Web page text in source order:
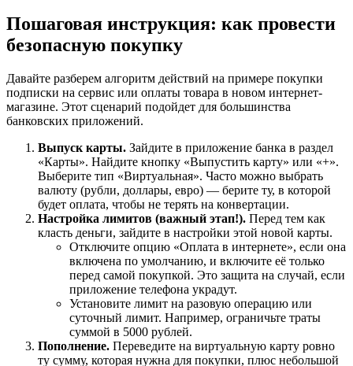
Пошаговая инструкция: как провести
безопасную покупку
Давайте разберем алгоритм действий на примере покупки
подписки на сервис или оплаты товара в новом интернет-
магазине. Этот сценарий подойдет для большинства
банковских приложений.
Выпуск карты. Зайдите в приложение банка в раздел
«Карты». Найдите кнопку «Выпустить карту» или «+».
Выберите тип «Виртуальная». Часто можно выбрать
валюту (рубли, доллары, евро) — берите ту, в которой
будет оплата, чтобы не терять на конвертации.
Настройка лимитов (важный этап!). Перед тем как
класть деньги, зайдите в настройки этой новой карты.
Отключите опцию «Оплата в интернете», если она
включена по умолчанию, и включите её только
перед самой покупкой. Это защита на случай, если
приложение телефона украдут.
Установите лимит на разовую операцию или
суточный лимит. Например, ограничьте траты
суммой в 5000 рублей.
Пополнение. Переведите на виртуальную карту ровно
ту сумму, которая нужна для покупки, плюс небольшой